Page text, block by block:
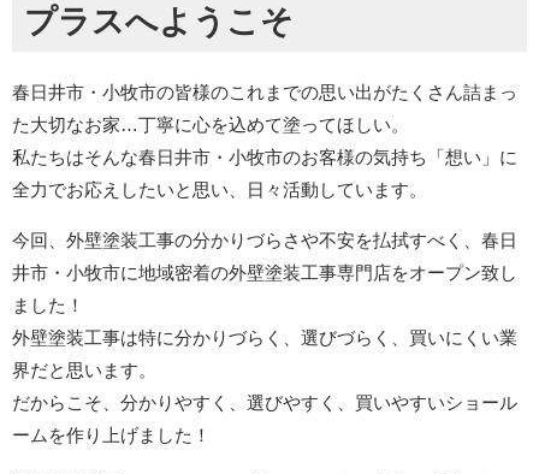
プラスへようこそ
春日井市・小牧市の皆様のこれまでの思い出がたくさん詰まっ
た大切なお家…丁寧に心を込めて塗ってほしい。
私たちはそんな春日井市・小牧市のお客様の気持ち「想い」に
全力でお応えしたいと思い、日々活動しています。
今回、外壁塗装工事の分かりづらさや不安を払拭すべく、春日
井市・小牧市に地域密着の外壁塗装工事専門店をオープン致し
ました！
外壁塗装工事は特に分かりづらく、選びづらく、買いにくい業
界だと思います。
だからこそ、分かりやすく、選びやすく、買いやすいショール
ームを作り上げました！